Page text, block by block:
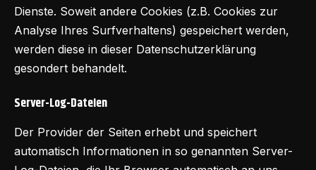
Dienste. Soweit andere Cookies (z.B. Cookies zur
Analyse Ihres Surfverhaltens) gespeichert werden,
werden diese in dieser Datenschutzerklärung
gesondert behandelt.
Server-Log-Dateien
Der Provider der Seiten erhebt und speichert
automatisch Informationen in so genannten Server-